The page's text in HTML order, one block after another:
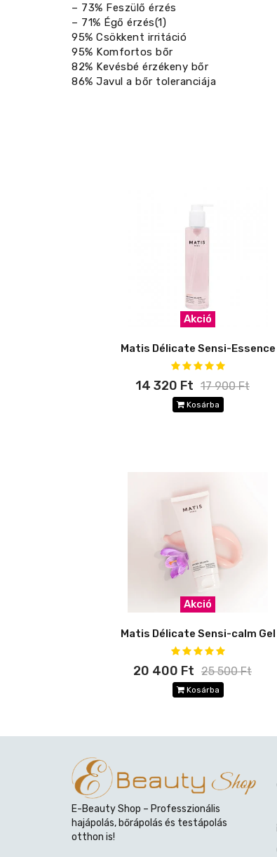
– 73% Feszülő érzés
– 71% Égő érzés(1)
95% Csökkent irritáció
95% Komfortos bőr
82% Kevésbé érzékeny bőr
86% Javul a bőr toleranciája
Akció
Matis Délicate Sensi-Essence
14 320 Ft 17 900 Ft
Kosárba
Akció
Matis Délicate Sensi-calm Gel
20 400 Ft 25 500 Ft
Kosárba
E-Beauty Shop – Professzionális
hajápolás, bőrápolás és testápolás
otthon is!